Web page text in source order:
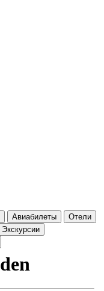
Авиабилеты
Отели
Экскурсии